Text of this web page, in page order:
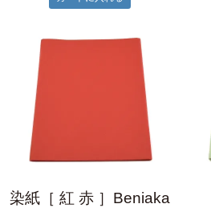
染紙［ 紅 赤 ］Beniaka